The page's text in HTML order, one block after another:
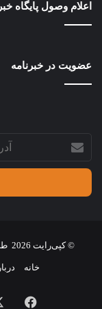
طرح‌های
عمرانی
اعلام وصول پایگاه
عضویت در خبرنامه
ایمیل
خود
وارد
© کپی‌رایت 2026
خانه